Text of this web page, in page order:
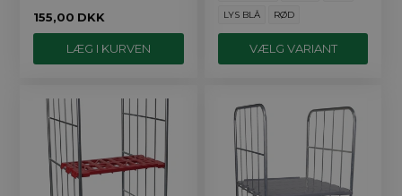
155,00 DKK
LYS BLÅ
RØD
VÆLG VARIANT